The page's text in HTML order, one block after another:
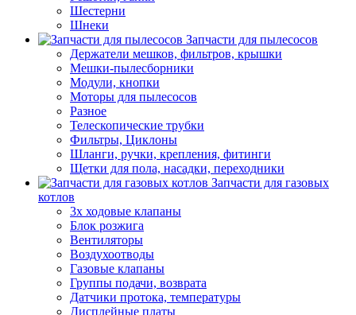
Шестерни
Шнеки
Запчасти для пылесосов
Держатели мешков, фильтров, крышки
Мешки-пылесборники
Модули, кнопки
Моторы для пылесосов
Разное
Телескопические трубки
Фильтры, Циклоны
Шланги, ручки, крепления, фитинги
Щетки для пола, насадки, переходники
Запчасти для газовых
котлов
3х ходовые клапаны
Блок розжига
Вентиляторы
Воздухоотводы
Газовые клапаны
Группы подачи, возврата
Датчики протока, температуры
Дисплейные платы